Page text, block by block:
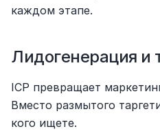
каждом этапе.
Лидогенерация и
ICP превращает
Вместо размытого
кого ищете.